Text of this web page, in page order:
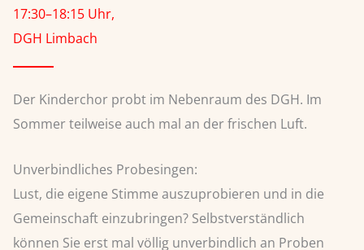
17:30–18:15 Uhr,
DGH Limbach
Der Kinderchor probt im Nebenraum des DGH. Im
Sommer teilweise auch mal an der frischen Luft.
Unverbindliches Probesingen:
Lust, die eigene Stimme auszuprobieren und in die
Gemeinschaft einzubringen? Selbstverständlich
können Sie erst mal völlig unverbindlich an Proben